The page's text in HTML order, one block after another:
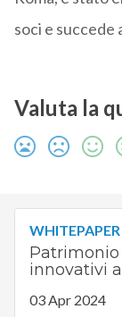
soci e succede
Valuta la
WHITEPAPER
Patrimonio
innovativi
03 Apr 2024